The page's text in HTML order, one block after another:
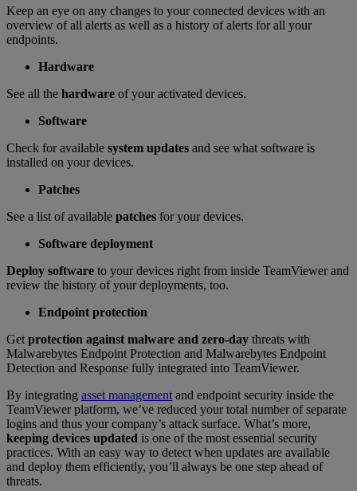
Keep an eye on any changes to your connected devices with an
overview of all alerts as well as a history of alerts for all your
endpoints.
Hardware
See all the hardware of your activated devices.
Software
Check for available system updates and see what software is
installed on your devices.
Patches
See a list of available patches for your devices.
Software deployment
Deploy software to your devices right from inside TeamViewer and
review the history of your deployments, too.
Endpoint protection
Get protection against malware and zero-day threats with
Malwarebytes Endpoint Protection and Malwarebytes Endpoint
Detection and Response fully integrated into TeamViewer.
By integrating asset management and endpoint security inside the
TeamViewer platform, we’ve reduced your total number of separate
logins and thus your company’s attack surface. What’s more,
keeping devices updated is one of the most essential security
practices. With an easy way to detect when updates are available
and deploy them efficiently, you’ll always be one step ahead of
threats.